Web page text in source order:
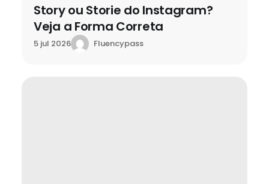
Story ou Storie do Instagram?
Veja a Forma Correta
5 jul 2026 Fluencypass